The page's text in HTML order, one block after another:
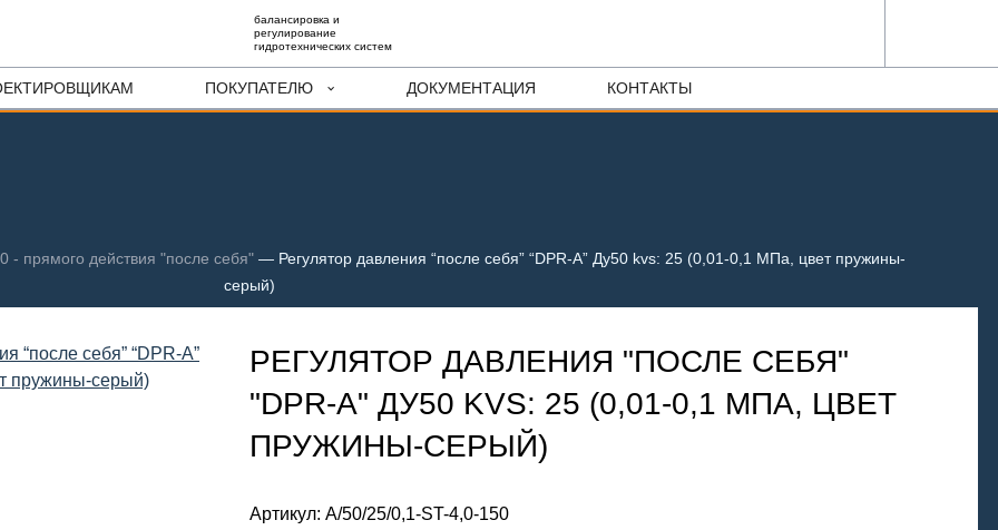
балансировка и
регулирование
гидротехнических систем
ПОКУПАТЕЛЮ ДОКУМЕНТАЦИЯ КОНТАКТЫ
- прямого действия "после себя" — Регулятор давления “после себя” “DPR-A” Ду50 kvs: 25 (0,01-0,1 МПа, цвет пружины-
серый)
РЕГУЛЯТОР ДАВЛЕНИЯ "ПОСЛЕ СЕБЯ"
"DPR-A" ДУ50 KVS: 25 (0,01-0,1 МПА, ЦВЕТ
ПРУЖИНЫ-СЕРЫЙ)
Артикул: A/50/25/0,1-ST-4,0-150